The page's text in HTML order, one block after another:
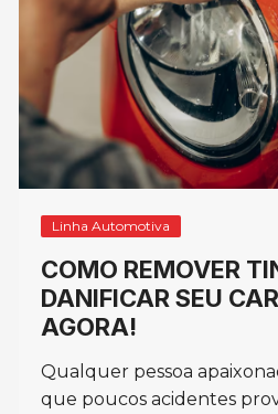
Linha Automotiva
COMO REMOVER
DANIFICAR SEU
AGORA!
Qualquer pessoa
que poucos acidentes